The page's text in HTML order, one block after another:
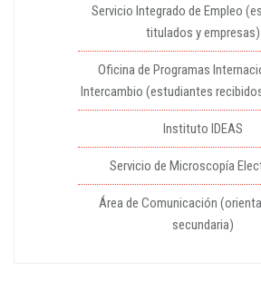
Servicio Integrado de Empleo
titulados y empresas)
Oficina de Programas
Intercambio (estudiantes
Instituto IDEAS
Servicio de Microscopía
Área de Comunicación
secundaria)